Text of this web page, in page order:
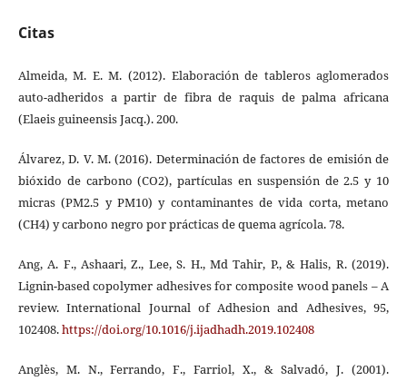
Citas
Almeida, M. E. M. (2012). Elaboración de tableros aglomerados
auto-adheridos a partir de fibra de raquis de palma africana
(Elaeis guineensis Jacq.). 200.
Álvarez, D. V. M. (2016). Determinación de factores de emisión de
bióxido de carbono (CO2), partículas en suspensión de 2.5 y 10
micras (PM2.5 y PM10) y contaminantes de vida corta, metano
(CH4) y carbono negro por prácticas de quema agrícola. 78.
Ang, A. F., Ashaari, Z., Lee, S. H., Md Tahir, P., & Halis, R. (2019).
Lignin-based copolymer adhesives for composite wood panels – A
review. International Journal of Adhesion and Adhesives, 95,
102408.https://doi.org/10.1016/j.ijadhadh.2019.102408
Anglès, M. N., Ferrando, F., Farriol, X., & Salvadó, J. (2001).